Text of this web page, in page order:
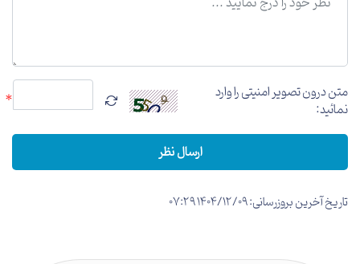
متن درون تصویر امنیتی را وارد
نمائید:
*
ارسال نظر
تاریخ آخرین بروزرسانی: 1404/12/09 07:29